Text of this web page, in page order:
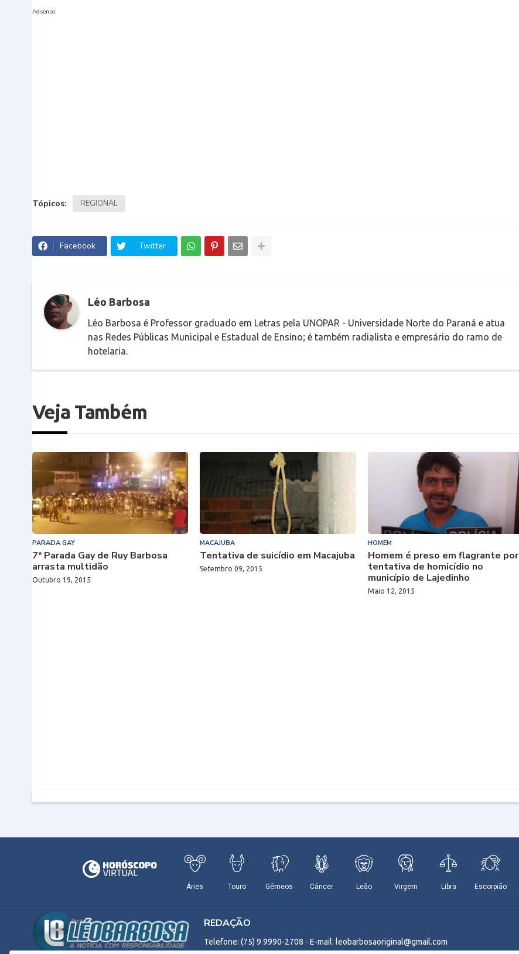
Adsense
Tópicos: REGIONAL
Facebook Twitter
Léo Barbosa
Léo Barbosa é Professor graduado em Letras pela UNOPAR - Universidade Norte do Paraná e atua
nas Redes Públicas Municipal e Estadual de Ensino; é também radialista e empresário do ramo de
hotelaria.
Veja Também
PARADA GAY
7ª Parada Gay de Ruy Barbosa
arrasta multidão
Outubro 19, 2015
MACAJUBA
Tentativa de suicídio em Macajuba
Setembro 09, 2015
HOMEM
Homem é preso em flagrante por
tentativa de homicídio no
município de Lajedinho
Maio 12, 2015
REDAÇÃO
Telefone: (75) 9 9990-2708 - E-mail: leobarbosaoriginal@gmail.com